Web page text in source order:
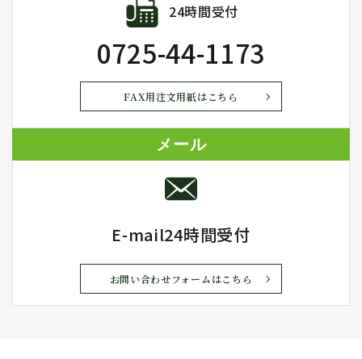
24時間受付
0725-44-1173
FAX用注文用紙はこちら
メール
E-mail24時間受付
お問い合わせフォームはこちら